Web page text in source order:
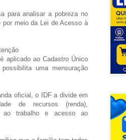
para analisar a pobreza no
meio da Lei de Acesso à
aplicado ao Cadastro Único
uma mensuração
oficial, o IDF a divide em
de recursos (renda),
ao trabalho e acesso ao